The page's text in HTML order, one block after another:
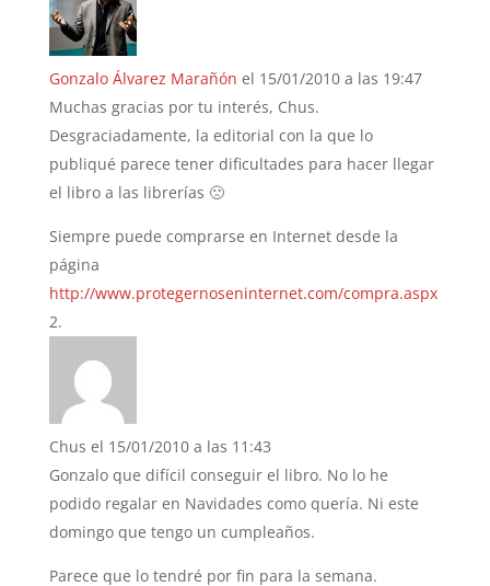
Gonzalo Álvarez Marañón el 15/01/2010 a las 19:47
Muchas gracias por tu interés, Chus.
Desgraciadamente, la editorial con la que lo
publiqué parece tener dificultades para hacer llegar
el libro a las librerías 🙁
Siempre puede comprarse en Internet desde la
página
http://www.protegernoseninternet.com/compra.aspx
Chus el 15/01/2010 a las 11:43
Gonzalo que difícil conseguir el libro. No lo he
podido regalar en Navidades como quería. Ni este
domingo que tengo un cumpleaños.
Parece que lo tendré por fin para la semana.